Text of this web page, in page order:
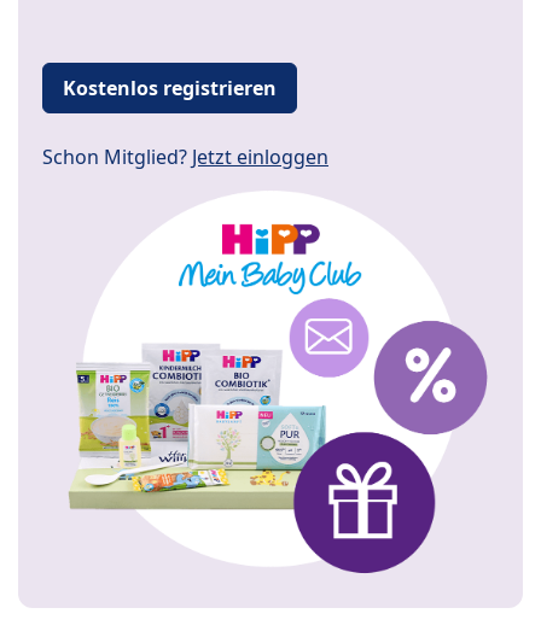
Kostenlos registrieren
Schon Mitglied? Jetzt einloggen